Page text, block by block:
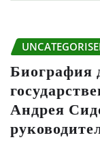
Биография
Андрея